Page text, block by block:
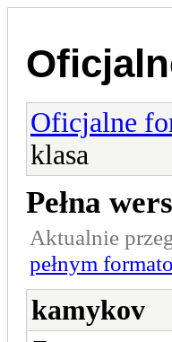
Oficjalne
klasa
Pełna
Aktualnie
pełnym
kamykov